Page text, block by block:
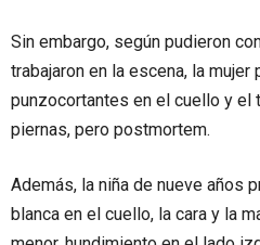
Sin embargo, según pudieron
trabajaron en la escena, la
punzocortantes en el cuello y el
piernas, pero postmortem.
Además, la niña de nueve años
blanca en el cuello, la cara y la